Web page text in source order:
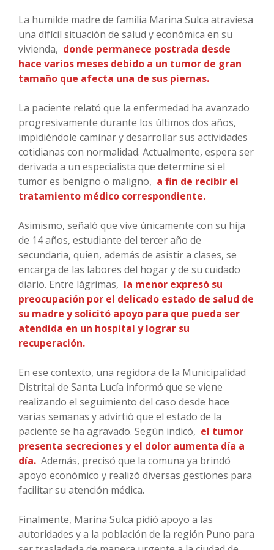
La humilde madre de familia Marina Sulca atraviesa
una difícil situación de salud y económica en su
vivienda, donde permanece postrada desde
hace varios meses debido a un tumor de gran
tamaño que afecta una de sus piernas.
La paciente relató que la enfermedad ha avanzado
progresivamente durante los últimos dos años,
impidiéndole caminar y desarrollar sus actividades
cotidianas con normalidad. Actualmente, espera ser
derivada a un especialista que determine si el
tumor es benigno o maligno, a fin de recibir el
tratamiento médico correspondiente.
Asimismo, señaló que vive únicamente con su hija
de 14 años, estudiante del tercer año de
secundaria, quien, además de asistir a clases, se
encarga de las labores del hogar y de su cuidado
diario. Entre lágrimas, la menor expresó su
preocupación por el delicado estado de salud de
su madre y solicitó apoyo para que pueda ser
atendida en un hospital y lograr su
recuperación.
En ese contexto, una regidora de la Municipalidad
Distrital de Santa Lucía informó que se viene
realizando el seguimiento del caso desde hace
varias semanas y advirtió que el estado de la
paciente se ha agravado. Según indicó, el tumor
presenta secreciones y el dolor aumenta día a
día. Además, precisó que la comuna ya brindó
apoyo económico y realizó diversas gestiones para
facilitar su atención médica.
Finalmente, Marina Sulca pidió apoyo a las
autoridades y a la población de la región Puno para